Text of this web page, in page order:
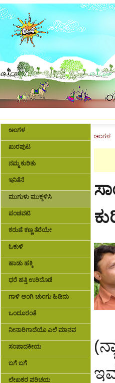
ಅಂಗಳ
ಖುರಪುಟ
ನಮ್ಮ ಕುರಿತು
ಇನಿತೆನೆ
ಮುಗುಳು ಮುಕ್ಕಳಿಸಿ
ಪಂಚವಟಿ
ಕರುಣೆ ಕಣ್ಣ ತೆರೆಯೇ
ಓಕುಳಿ
ಹಾಡು ಹಕ್ಕಿ
ಧರೆ ಹತ್ತಿ ಉರಿದೊಡೆ
ಗಾಳಿ ಅಂಗಿ ಚುಂಗು ಹಿಡಿದು
ಒಂದೂರಂತೆ
ನೀನಾರಿಗಾದೆಯೊ ಎಲೆ ಮಾನವ
ಸಂಪಾದಕೀಯ
ಬಗೆ ಬಗೆ
ಲೇಖಕರ ಪರಿಚಯ
ಅಂಗಳ